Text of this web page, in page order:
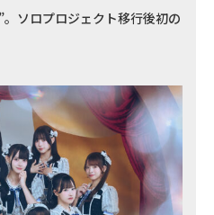
。ソロプロジェクト移行後初の